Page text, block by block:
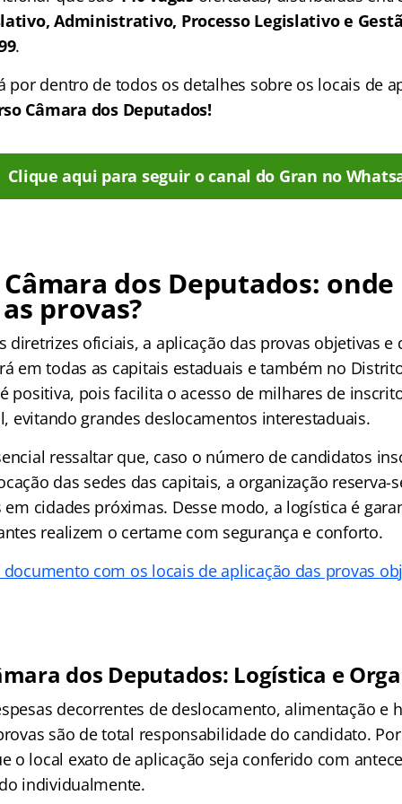
Administrativo, Processo Legislativo e
.
por dentro de todos os detalhes sobre os locais de
Câmara dos Deputados!
Clique aqui para seguir o canal do Gran no
dos Deputados:
provas?
diretrizes oficiais, a aplicação das provas objetivas e
em todas as capitais estaduais e também no
positiva, pois facilita o acesso de milhares de
evitando grandes deslocamentos interestaduais.
ressaltar que, caso o número de candidatos
das sedes das capitais, a organização reserva-
em cidades próximas. Desse modo, a logística é
realizem o certame com segurança e conforto.
documento com os locais de aplicação das provas
dos Deputados: Logística e
decorrentes de deslocamento, alimentação e
são de total responsabilidade do candidato.
o local exato de aplicação seja conferido com
individualmente.